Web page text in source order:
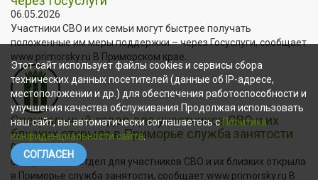
06.05.2026
Участники СВО и их семьи могут быстрее получать
положенные им меры поддержки – через Госуслуги, сообщает
www.primorsky.ru В Приморском крае...
Специальный отдел для участников СВО и их
близких открыла в Приморье служба занятости
04.05.2026
Специальный отдел для участников СВО и их близких открыла
в Приморье служба занятости, сообщает www.primorsky.ru В
Этот сайт использует файлы cookies и сервисы сбора
технических данных посетителей (данные об IP-адресе,
местоположении и др.) для обеспечения работоспособности и
улучшения качества обслуживания.Продолжая использовать
наш сайт, вы автоматически соглашаетесь сПолитика
конфиденциальности сайта.
СОГЛАСЕН